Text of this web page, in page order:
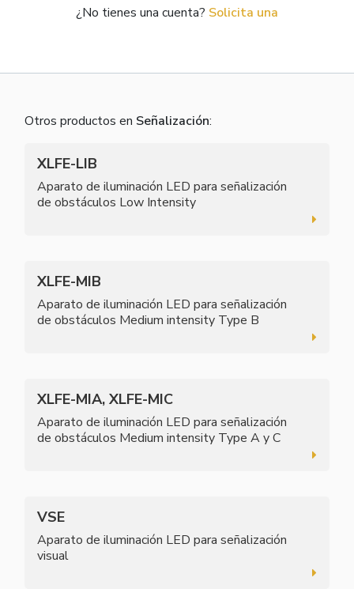
¿No tienes una cuenta? Solicita una
Otros productos en Señalización:
XLFE-LIB
Aparato de iluminación LED para señalización
de obstáculos Low Intensity
XLFE-MIB
Aparato de iluminación LED para señalización
de obstáculos Medium intensity Type B
XLFE-MIA, XLFE-MIC
Aparato de iluminación LED para señalización
de obstáculos Medium intensity Type A y C
VSE
Aparato de iluminación LED para señalización
visual